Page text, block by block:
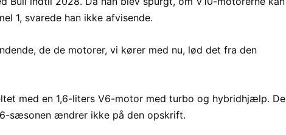
1, svarede han ikke afvisende.
de de motorer, vi kører med nu, lød det fra den
med en 1,6-liters V6-motor med turbo og hybridhjælp. De
sæsonen ændrer ikke på den opskrift.